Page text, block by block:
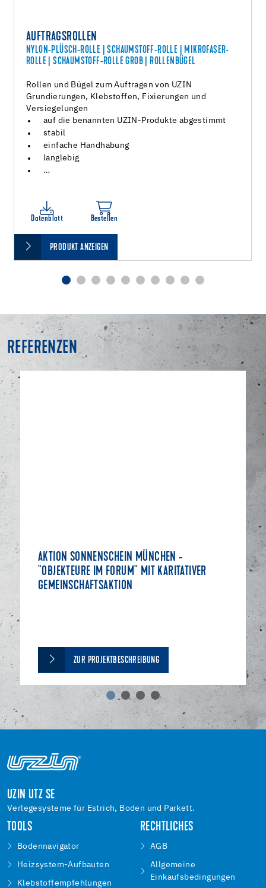
AUFTRAGSROLLEN
NYLON-PLÜSCH-ROLLE | SCHAUMSTOFF-ROLLE | MIKROFASER-
ROLLE | SCHAUMSTOFF-ROLLE GROB | ROLLENBÜGEL
Rollen und Bügel zum Auftragen von UZIN
Grundierungen, Klebstoffen, Fixierungen und
Versiegelungen
auf die benannten UZIN-Produkte abgestimmt
stabil
einfache Handhabung
langlebig
…
Datenblatt Bestellen
PRODUKT ANZEIGEN
REFERENZEN
AKTION SONNENSCHEIN MÜNCHEN -
"OBJEKTEURE IM FORUM" MIT KARITATIVER
GEMEINSCHAFTSAKTION
ZUR PROJEKTBESCHREIBUNG
UZIN UTZ SE
Verlegesysteme für Estrich, Boden und Parkett.
TOOLS
Bodennavigator
Heizsystem-Aufbauten
Klebstoffempfehlungen
RECHTLICHES
AGB
Allgemeine
Einkaufsbedingungen